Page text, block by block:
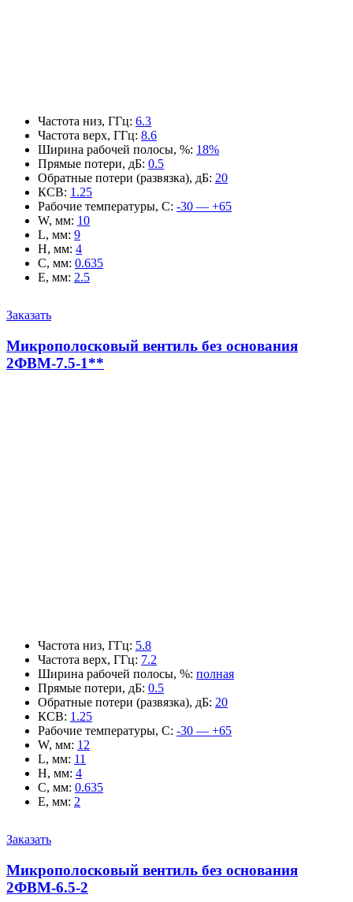
Частота низ, ГГц: 6.3
Частота верх, ГГц: 8.6
Ширина рабочей полосы, %: 18%
Прямые потери, дБ: 0.5
Обратные потери (развязка), дБ: 20
КСВ: 1.25
Рабочие температуры, С: -30 — +65
W, мм: 10
L, мм: 9
H, мм: 4
C, мм: 0.635
E, мм: 2.5
Заказать
Микрополосковый вентиль без основания
2ФВМ-7.5-1**
Частота низ, ГГц: 5.8
Частота верх, ГГц: 7.2
Ширина рабочей полосы, %: полная
Прямые потери, дБ: 0.5
Обратные потери (развязка), дБ: 20
КСВ: 1.25
Рабочие температуры, С: -30 — +65
W, мм: 12
L, мм: 11
H, мм: 4
C, мм: 0.635
E, мм: 2
Заказать
Микрополосковый вентиль без основания
2ФВМ-6.5-2